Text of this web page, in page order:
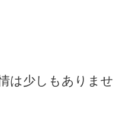
は少しもありませ